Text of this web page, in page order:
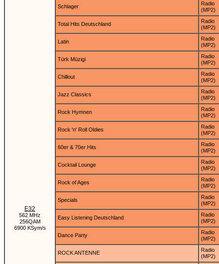
E32
562 MHz
256QAM
6900 KSym/s
Schlager
Radio
(MP2)
Total Hits Deutschland
Radio
(MP2)
Latin
Radio
(MP2)
Türk Müzigi
Radio
(MP2)
Chillout
Radio
(MP2)
Jazz Classics
Radio
(MP2)
Rock Hymnen
Radio
(MP2)
Rock 'n' Roll Oldies
Radio
(MP2)
60er & 70er Hits
Radio
(MP2)
Cocktail Lounge
Radio
(MP2)
Rock of Ages
Radio
(MP2)
Specials
Radio
(MP2)
Easy Listening Deutschland
Radio
(MP2)
Dance Party
Radio
(MP2)
ROCK ANTENNE
Radio
(MP2)